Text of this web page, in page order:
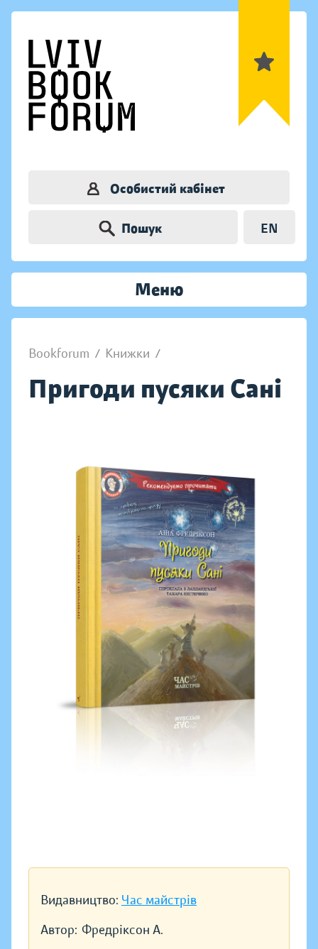
Особистий кабінет
Пошук EN
Меню
Bookforum / Книжки /
Пригоди пусяки Сані
Видавництво: Час майстрів
Автор: Фредріксон А.